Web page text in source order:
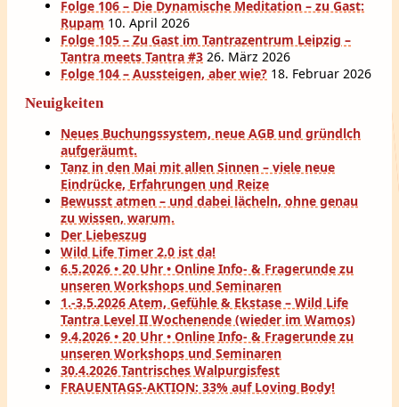
Folge 106 – Die Dynamische Meditation – zu Gast:
Rupam 10. April 2026
Folge 105 – Zu Gast im Tantrazentrum Leipzig –
Tantra meets Tantra #3 26. März 2026
Folge 104 – Aussteigen, aber wie? 18. Februar 2026
Neuigkeiten
Neues Buchungssystem, neue AGB und gründlch
aufgeräumt.
Tanz in den Mai mit allen Sinnen – viele neue
Eindrücke, Erfahrungen und Reize
Bewusst atmen – und dabei lächeln, ohne genau
zu wissen, warum.
Der Liebeszug
Wild Life Timer 2.0 ist da!
6.5.2026 • 20 Uhr • Online Info- & Fragerunde zu
unseren Workshops und Seminaren
1.-3.5.2026 Atem, Gefühle & Ekstase – Wild Life
Tantra Level II Wochenende (wieder im Wamos)
9.4.2026 • 20 Uhr • Online Info- & Fragerunde zu
unseren Workshops und Seminaren
30.4.2026 Tantrisches Walpurgisfest
FRAUENTAGS-AKTION: 33% auf Loving Body!